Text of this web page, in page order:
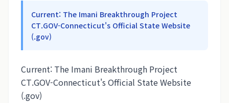
Current: The Imani Breakthrough Project
CT.GOV-Connecticut's Official State Website
(.gov)
Current: The Imani Breakthrough Project
CT.GOV-Connecticut's Official State Website
(.gov)